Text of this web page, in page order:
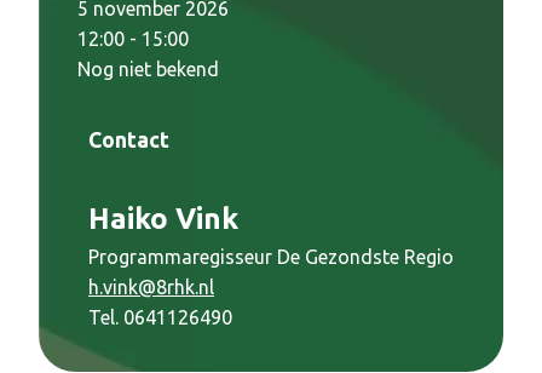
5 november 2026
12:00 - 15:00
Nog niet bekend
Contact
Haiko Vink
Programmaregisseur De Gezondste Regio
h.vink@8rhk.nl
Tel. 0641126490